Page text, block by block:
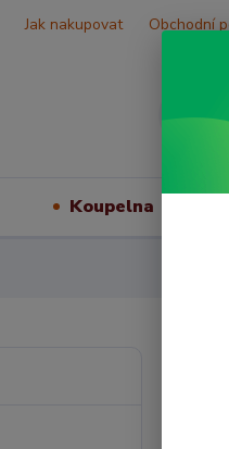
Jak nakupovat Obchodní
Koupelna